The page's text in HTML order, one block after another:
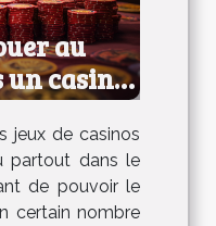
au
casino
jeux de casinos
partout dans le
de pouvoir le
certain nombre